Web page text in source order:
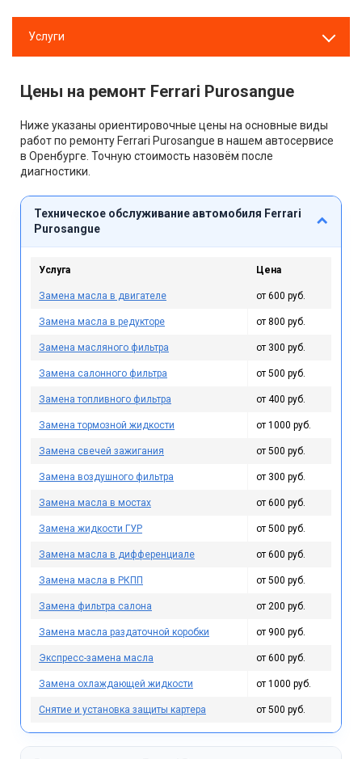
Услуги
Цены на ремонт Ferrari Purosangue
Ниже указаны ориентировочные цены на основные виды
работ по ремонту Ferrari Purosangue в нашем автосервисе
в Оренбурге. Точную стоимость назовём после
диагностики.
Техническое обслуживание автомобиля Ferrari
Purosangue
Услуга Цена
Замена масла в двигателе от 600 руб.
Замена масла в редукторе от 800 руб.
Замена масляного фильтра от 300 руб.
Замена салонного фильтра от 500 руб.
Замена топливного фильтра от 400 руб.
Замена тормозной жидкости от 1000 руб.
Замена свечей зажигания от 500 руб.
Замена воздушного фильтра от 300 руб.
Замена масла в мостах от 600 руб.
Замена жидкости ГУР от 500 руб.
Замена масла в дифференциале от 600 руб.
Замена масла в РКПП от 500 руб.
Замена фильтра салона от 200 руб.
Замена масла раздаточной коробки от 900 руб.
Экспресс-замена масла от 600 руб.
Замена охлаждающей жидкости от 1000 руб.
Снятие и установка защиты картера от 500 руб.